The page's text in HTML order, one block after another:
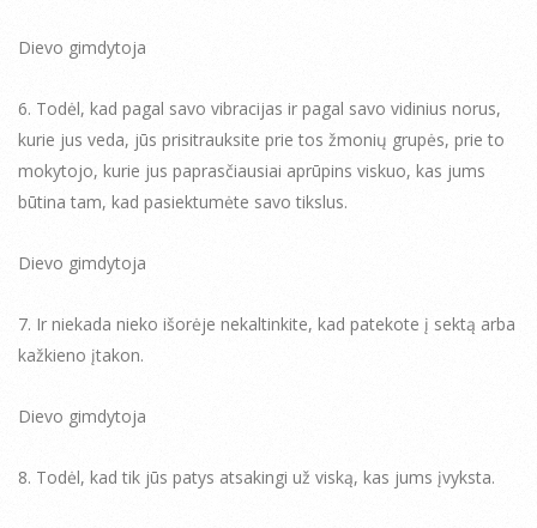
Dievo gimdytoja
6. Todėl, kad pagal savo vibracijas ir pagal savo vidinius norus,
kurie jus veda, jūs prisitrauksite prie tos žmonių grupės, prie to
mokytojo, kurie jus paprasčiausiai aprūpins viskuo, kas jums
būtina tam, kad pasiektumėte savo tikslus.
Dievo gimdytoja
7. Ir niekada nieko išorėje nekaltinkite, kad patekote į sektą arba
kažkieno įtakon.
Dievo gimdytoja
8. Todėl, kad tik jūs patys atsakingi už viską, kas jums įvyksta.